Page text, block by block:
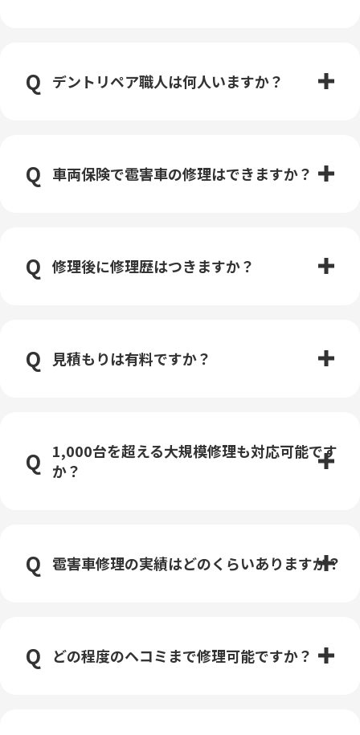
デントリペア職人は何人いますか？
車両保険で雹害車の修理はできますか？
修理後に修理歴はつきますか？
見積もりは有料ですか？
1,000台を超える大規模修理も対応可能です
か？
雹害車修理の実績はどのくらいありますか？
どの程度のヘコミまで修理可能ですか？